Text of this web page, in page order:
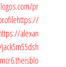
pr
https://
alexan